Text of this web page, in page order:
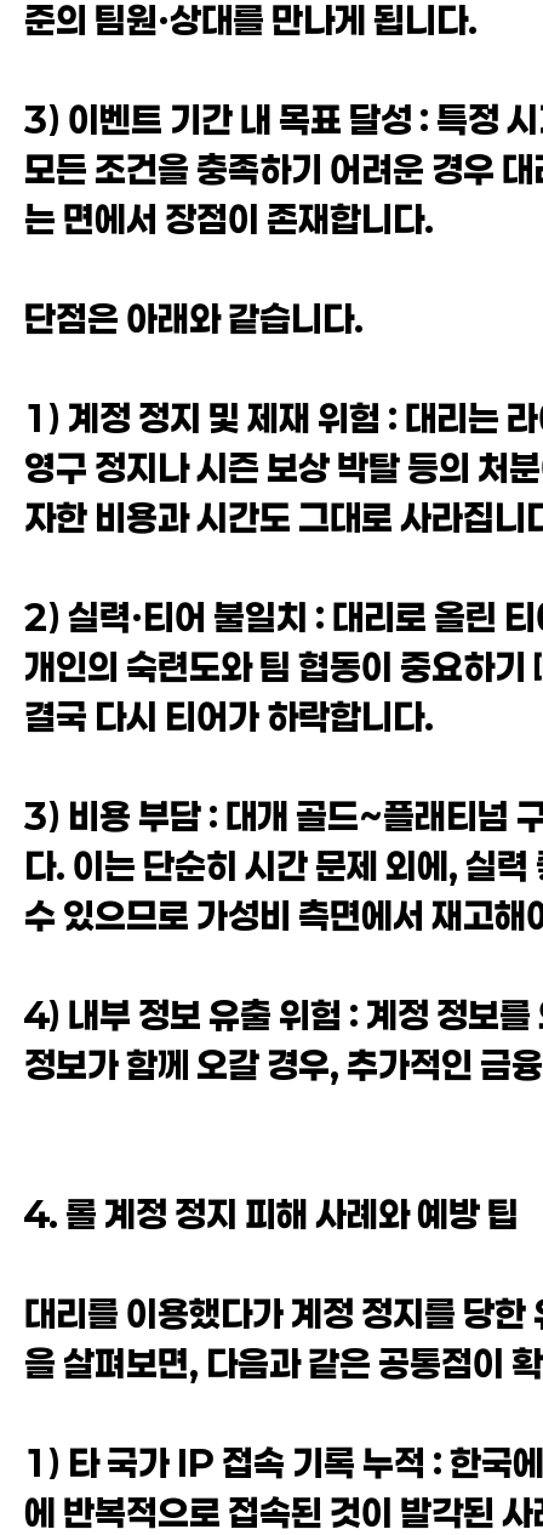
준의 팀원·상대를 만나게 됩니다.
3) 이벤트 기간 내 목표 달성 : 특정
모든 조건을 충족하기 어려운 경우
는 면에서 장점이 존재합니다.
단점은 아래와 같습니다.
1) 계정 정지 및 제재 위험 : 대리는
영구 정지나 시즌 보상 박탈 등의 처
자한 비용과 시간도 그대로 사라집니
2) 실력·티어 불일치 : 대리로 올린
개인의 숙련도와 팀 협동이 중요하
결국 다시 티어가 하락합니다.
3) 비용 부담 : 대개 골드~플래티넘
다. 이는 단순히 시간 문제 외에, 실
수 있으므로 가성비 측면에서 재고해
4) 내부 정보 유출 위험 : 계정 정보
정보가 함께 오갈 경우, 추가적인 금
4. 롤 계정 정지 피해 사례와 예방 팁
대리를 이용했다가 계정 정지를 당
을 살펴보면, 다음과 같은 공통점이
1) 타 국가 IP 접속 기록 누적 : 한국
에 반복적으로 접속된 것이 발각된